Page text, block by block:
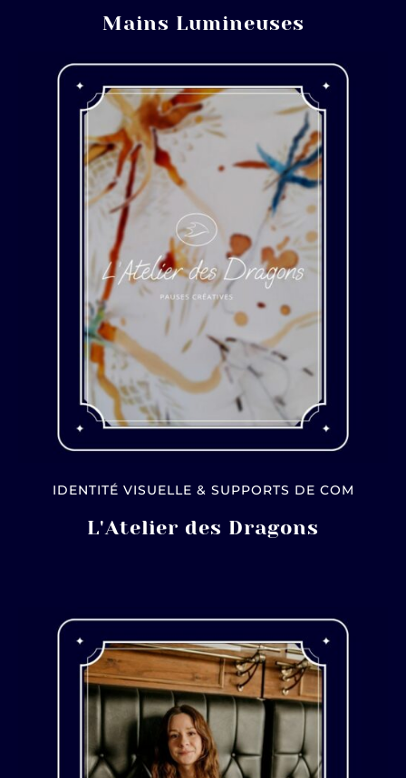
Mains Lumineuses
IDENTITÉ VISUELLE & SUPPORTS DE COM
L'Atelier des Dragons